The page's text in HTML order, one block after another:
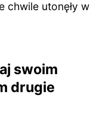
chwile utonęły w
swoim
drugie